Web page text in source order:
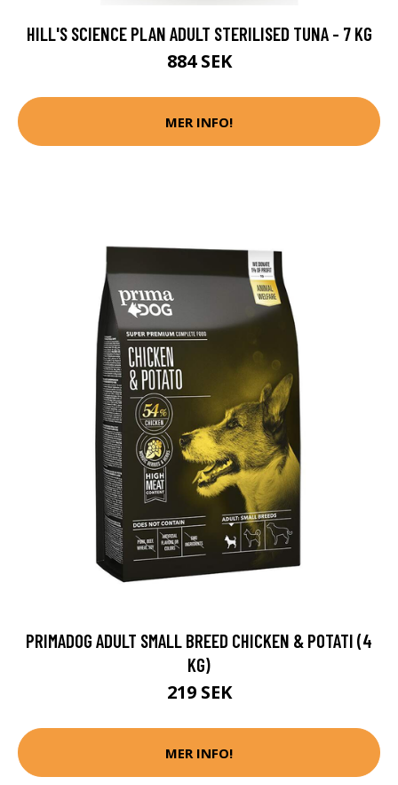
HILL'S SCIENCE PLAN ADULT STERILISED TUNA - 7 KG
884 SEK
MER INFO!
PRIMADOG ADULT SMALL BREED CHICKEN & POTATI (4
KG)
219 SEK
MER INFO!